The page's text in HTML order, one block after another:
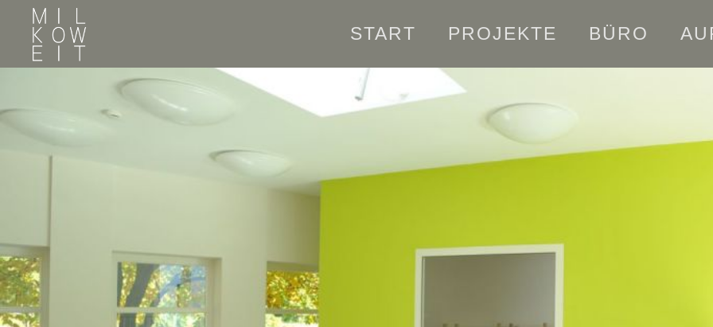
START PROJEKTE BÜRO